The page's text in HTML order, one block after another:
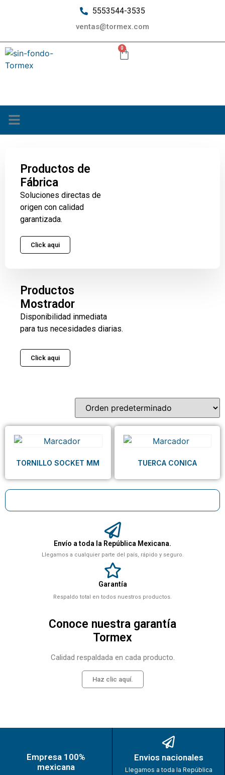
5553544-3535
ventas@tormex.com
0
Envío a toda la República Mexicana.
Llegamos a cualquier parte del país, rápido y seguro.
Garantía
Respaldo total en todos nuestros productos.
Conoce nuestra garantía
Tormex
Calidad respaldada en cada producto.
Haz clic aquí.
Productos de
Fábrica
Soluciones directas de
origen con calidad
garantizada.
Click aqui
Productos
Mostrador
Disponibilidad inmediata
para tus necesidades diarias.
Click aqui
TORNILLO SOCKET MM TUERCA CONICA
Empresa 100%
mexicana
Envios nacionales
Llegamos a toda la República